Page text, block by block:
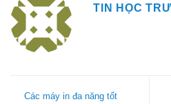
TIN HỌC
Các máy in đa năng tốt